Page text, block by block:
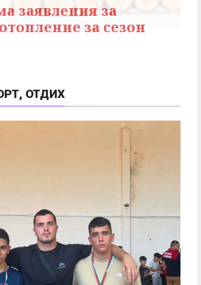
заявления за
за сезон
ОТДИХ